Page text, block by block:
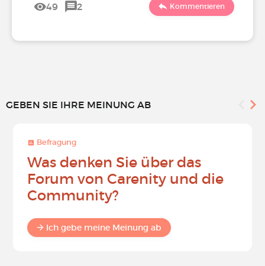
49 2 Kommentieren
GEBEN SIE IHRE MEINUNG AB
Befragung
Was denken Sie über das
Forum von Carenity und die
Community?
Ich gebe meine Meinung ab